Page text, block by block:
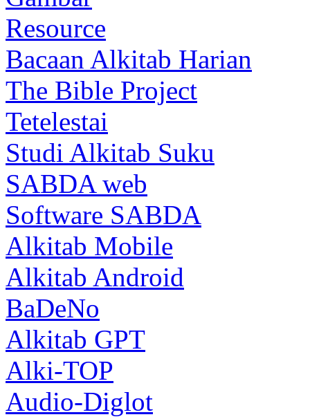
Resource
Bacaan Alkitab Harian
The Bible Project
Tetelestai
Studi Alkitab Suku
SABDA web
Software SABDA
Alkitab Mobile
Alkitab Android
BaDeNo
Alkitab GPT
Alki-TOP
Audio-Diglot